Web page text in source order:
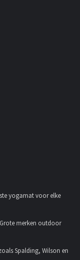
yogamat voor elke
merken outdoor
Spalding, Wilson en